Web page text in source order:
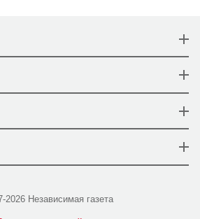
2026 Независимая газета